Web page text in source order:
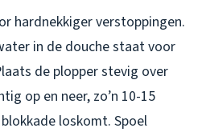
hardnekkiger verstoppingen.
in de douche staat voor
de plopper stevig over
op en neer, zo’n 10-15
loskomt. Spoel